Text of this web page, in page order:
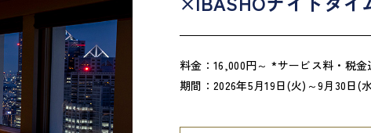
料金：16,000円～ *サービス料・税金
期間：2026年5月19日(火)～9月30日(